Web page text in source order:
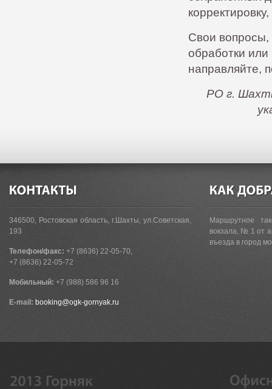
Свои вопросы,
обработки
направляйте,
РО г.
346500, Ростовская область, г.Шахты, ул.Советская,
193
Телефон/факс: +7 (8636) 22-05-70,
+7 (8636) 22-05-72
Мобильный: +7 (988) 586 96 16
E-mail: booking@ogk-gornyak.ru
Маршрутное
вокзала, № 1 от
въезда в город